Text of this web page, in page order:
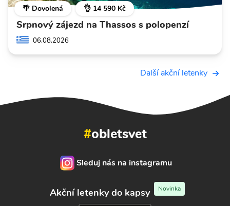
🌴 Dovolená 👌 14 590 Kč
Srpnový zájezd na Thassos s polopenzí
06.08.2026
Další akční letenky
#obletsvet
Sleduj nás na instagramu
Akční letenky do kapsy Novinka